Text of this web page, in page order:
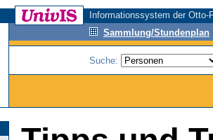
Informationssystem der
Sammlung/Stundenplan
Suche: